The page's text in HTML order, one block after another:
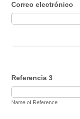
Correo electrónico
Referencia 3
Name of Reference